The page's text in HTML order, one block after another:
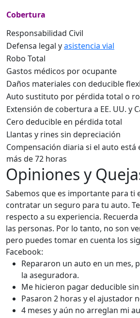
Cobertura
Responsabilidad Civil
Defensa legal yasistencia vial
Robo Total
Gastos médicos por ocupante
Daños materiales con deducible
Auto sustituto por pérdida total o
Extensión de cobertura a EE. UU. y
Cero deducible en pérdida total
Llantas y rines sin depreciación
Compensación diaria si el auto está
más de 72 horas
Opiniones y
Sabemos que es importante para ti
contratar un seguro para tu auto.
respecto a su experiencia.
las personas. Por lo tanto, no son
pero puedes tomar en cuenta los
Facebook:
Repararon un auto en un mes,
la aseguradora.
Me hicieron pagar deducible
Pasaron 2 horas y el ajustador
4 meses y aún no arreglan mi